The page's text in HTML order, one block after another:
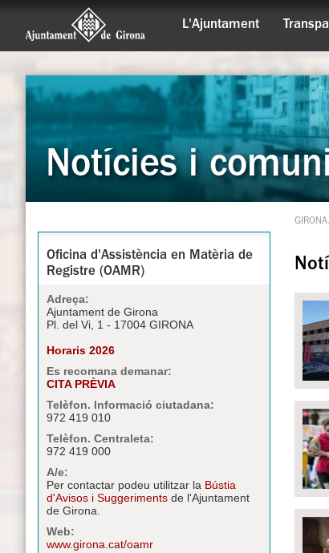
L'Ajuntament
Notícies i
Oficina d'Assistència en Matèria de
Registre (OAMR)
Adreça:
Ajuntament de Girona
Pl. del Vi, 1 - 17004 GIRONA
Horaris 2026
Es recomana demanar:
CITA PRÈVIA
Telèfon. Informació ciutadana:
972 419 010
Telèfon. Centraleta:
972 419 000
A/e:
Per contactar podeu utilitzar la Bústia
d'Avisos i Suggeriments de l'Ajuntament
de Girona.
Web:
www.girona.cat/oamr